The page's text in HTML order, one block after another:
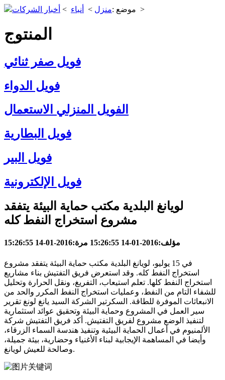
موضع :منزل > أنباء > أخبار الشركات >
المنتوج
فويل صفر ثنائي
فويل الدواء
الفويل المنزلي الاستعمال
فويل البطارية
فويل البير
فويل الإلكترونية
لويانغ البلدية مكتب حماية البيئة يتفقد
مشروع استخراج النفط كله
مؤلف:2016-01-14 15:26:55 مرة:2016-01-14 15:26:55
في 15 يوليو، لويانغ البلدية مكتب حماية البيئة يتفقد مشروع
استخراج النفط كله. وقد استعرض فريق التفتيش بناء مشاريع
استخراج النفط كلها. تعلم استيعاب، التفريغ، ونقل الحرارة وتحليل
للشفاء التام من النفط، وعمليات استخراج النفط المكرر والحد من
الانبعاثات الموفرة للطاقة. السكرتير الشركة السيد يانغ لونغ تقرير
سير العمل في المشروع وحماية البيئة وتحقيق عوائد استثمارية
لتنفيذ الوضع مشروع لفريق التفتيش. أكد فريق التفتيش شركة
الألمنيوم في أعمال الحماية البيئية وتنفيذ هندسة السماء الزرقاء،
وأيضا في المساهمة الإيجابية لبناء الأغنياء وحضارية، بيئة جميلة،
وصالحة للعيش لويانغ.